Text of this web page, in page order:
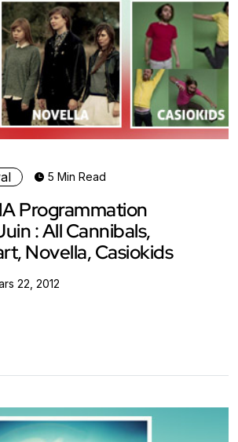
5 Min Read
Programmation
: All Cannibals,
Novella, Casiokids
22, 2012